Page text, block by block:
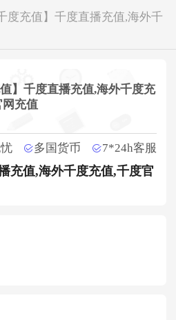
度充值】千度直播充值,海外千
值】千度直播充值,海外千度充
网充值
多国货币 7*24h客服
充值,海外千度充值,千度官